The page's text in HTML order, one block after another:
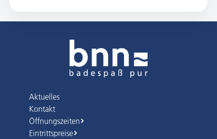
Aktuelles
Kontakt
Öffnungszeiten
Eintrittspreise